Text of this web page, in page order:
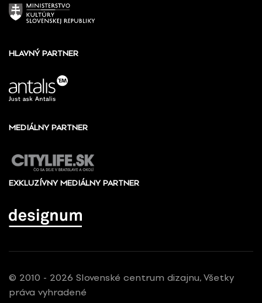
HLAVNÝ PARTNER
MEDIÁLNY PARTNER
EXKLUZÍVNY MEDIÁLNY PARTNER
© 2010 - 2026 Slovenské centrum dizajnu, Všetky
práva vyhradené